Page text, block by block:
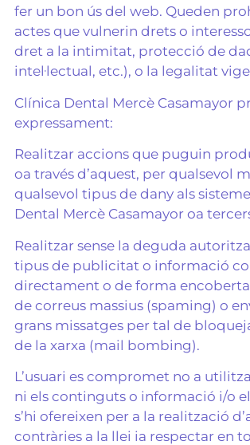
fer un bon ús del web. Queden
actes que vulnerin drets o
dret a la intimitat, protecció de
intel·lectual, etc.), o la legalitat
Clínica Dental Mercè Casamayor
expressament:
Realitzar accions que puguin
oa través d’aquest, per qualsevol
qualsevol tipus de dany als
Dental Mercè Casamayor oa
Realitzar sense la deguda
tipus de publicitat o informació
directament o de forma
de correus massius (spaming) o
grans missatges per tal de
de la xarxa (mail bombing).
L’usuari es compromet no a
ni els continguts o informació i/o
s’hi ofereixen per a la realització
contràries a la llei ia respectar en